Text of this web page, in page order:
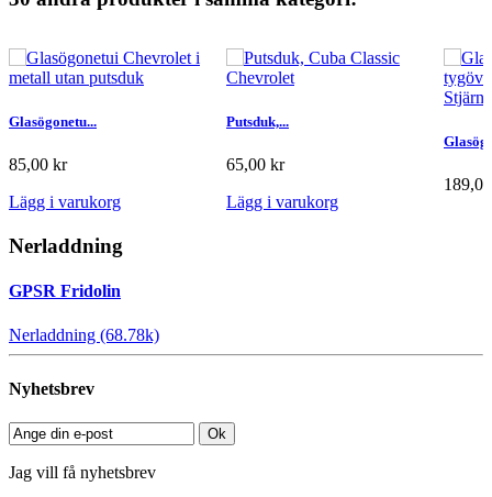
Glasögonetu...
85,00 kr
Lägg i varukorg
Putsduk,...
65,00 kr
Lägg i varukorg
Nerladdning
GPSR Fridolin
Nerladdning (68.78k)
Nyhetsbrev
Ok
Jag vill få nyhetsbrev